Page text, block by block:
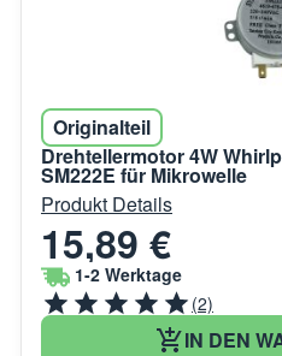
Originalteil
Drehtellermotor 4W
SM222E für Mikrowelle
Produkt Details
15,89 €
1-2 Werktage
(2)
IN DEN